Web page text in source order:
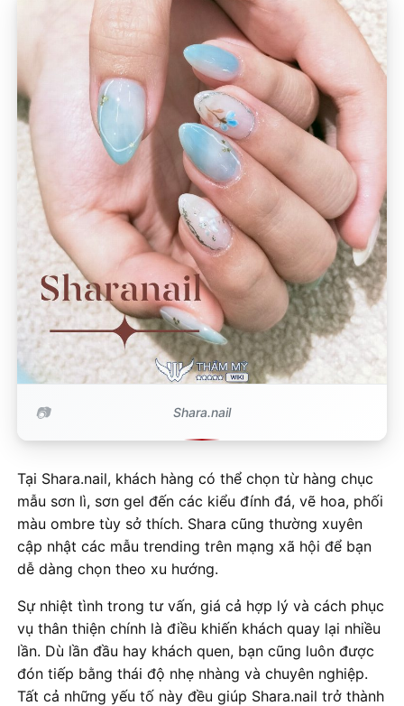
Shara.nail
Tại Shara.nail, khách hàng có thể chọn từ hàng chục
mẫu sơn lì, sơn gel đến các kiểu đính đá, vẽ hoa, phối
màu ombre tùy sở thích. Shara cũng thường xuyên
cập nhật các mẫu trending trên mạng xã hội để bạn
dễ dàng chọn theo xu hướng.
Sự nhiệt tình trong tư vấn, giá cả hợp lý và cách phục
vụ thân thiện chính là điều khiến khách quay lại nhiều
lần. Dù lần đầu hay khách quen, bạn cũng luôn được
đón tiếp bằng thái độ nhẹ nhàng và chuyên nghiệp.
Tất cả những yếu tố này đều giúp Shara.nail trở thành